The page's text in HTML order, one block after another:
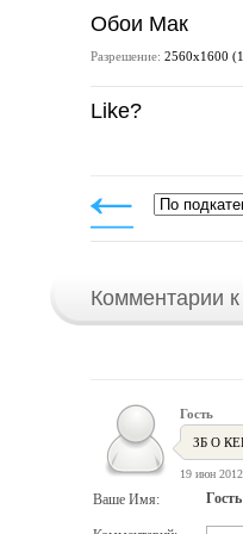
Обои Мак
Разрешение: 2560х1600
Like?
Комментарии
Гость
ЗБ О
19 июн
Ваше Имя: Гость